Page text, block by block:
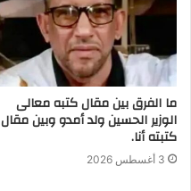
ما الفرق بين مقال كتبه معالى
الوزير الحسين ولد أمدو وبين مقال
كتبته أنا.
3 أغسطس 2026